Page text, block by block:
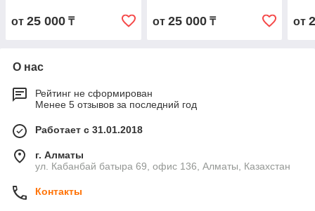
от 25 000 ₸ от 25 000₸ от
О нас
Рейтинг не сформирован
Менее 5 отзывов за последний год
Работает с 31.01.2018
г. Алматы
ул. Кабанбай батыра 69, офис 136, Алматы, Казахстан
Контакты